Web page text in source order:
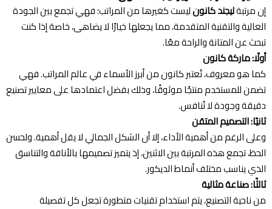
إن مرتبةليجند كانونليست كغيرها من المراتب؛ فهي تجمع بين الجودة
العالية والتقنية المتقدمة، مما يجعلها خيارًا لا يضاهى، خاصة إذا كنت
تبحث عن المتانة والراحة معًا.
أولًا: ماركة كانون
كما هو معروف، تُعتبر كانون من أبرز الأسماء في عالم المراتب. فهي
تضمن للمستخدم منتجًا موثوقًا، وذلك بفضل اعتمادها على معايير تصنيع
دقيقة وجودة لا تُنافس.
ثانيًا: التصميم المتقن
وعلى الرغم من أهمية الأداء، إلا أن الشكل الجمالي لا يقل أهمية. ولحسن
الحظ، تجمع هذه المرتبة بين الاثنين، إذ يتميز تصميمها بالأناقة والتناسق
الذي يناسب مختلف أنماط الديكور.
ثالثًا: صناعة مثالية
من ناحية التصنيع، يتم استخدام تقنيات متطورة تجعل كل تفصيلة